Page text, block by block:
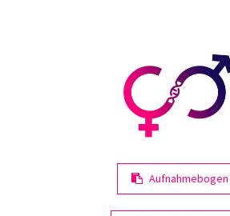
überspringen
Aufnahmebogen